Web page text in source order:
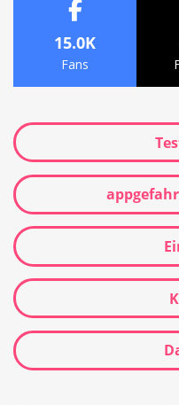
15.0K
Fans